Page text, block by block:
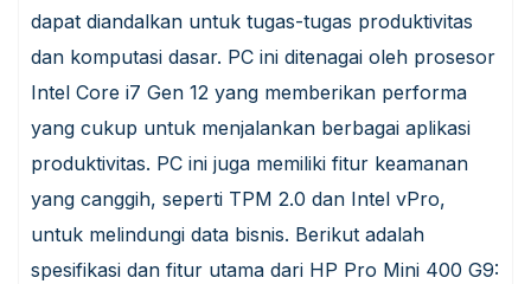
dapat diandalkan untuk tugas-tugas produktivitas
dan komputasi dasar. PC ini ditenagai oleh prosesor
Intel Core i7 Gen 12 yang memberikan performa
yang cukup untuk menjalankan berbagai aplikasi
produktivitas. PC ini juga memiliki fitur keamanan
yang canggih, seperti TPM 2.0 dan Intel vPro,
untuk melindungi data bisnis. Berikut adalah
spesifikasi dan fitur utama dari HP Pro Mini 400 G9: